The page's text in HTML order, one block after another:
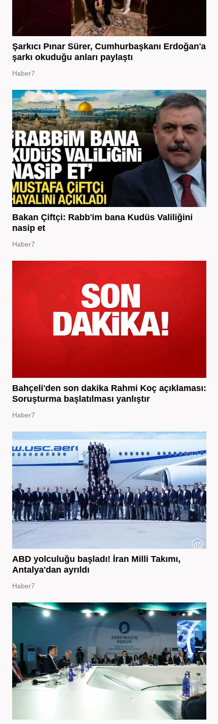
Şarkıcı Pınar Sürer, Cumhurbaşkanı Erdoğan'a
şarkı okuduğu anları paylaştı
Haber7
Bakan Çiftçi: Rabb'im bana Kudüs Valiliğini
nasip et
Haber7
Bahçeli'den son dakika Rahmi Koç açıklaması:
Soruşturma başlatılması yanlıştır
Haber7
ABD yolculuğu başladı! İran Milli Takımı,
Antalya'dan ayrıldı
Haber7